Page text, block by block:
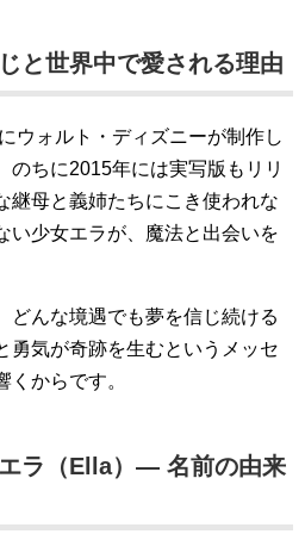
と世界中で愛される理由
ウォルト・ディズニーが制作し
のちに2015年には実写版もリリ
継母と義姉たちにこき使われな
い少女エラが、魔法と出会いを
どんな境遇でも夢を信じ続ける
勇気が奇跡を生むというメッセ
からです。
ラ（Ella）— 名前の由来